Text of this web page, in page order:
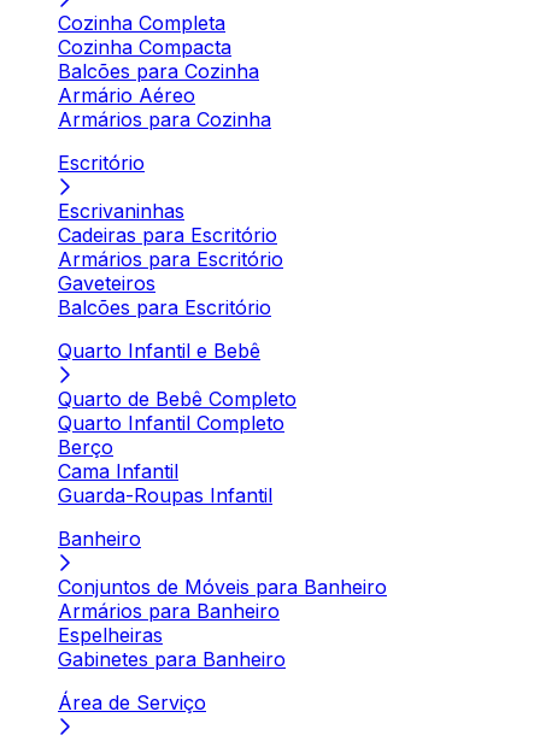
Cozinha Completa
Cozinha Compacta
Balcões para Cozinha
Armário Aéreo
Armários para Cozinha
Escritório
Escrivaninhas
Cadeiras para Escritório
Armários para Escritório
Gaveteiros
Balcões para Escritório
Quarto Infantil e Bebê
Quarto de Bebê Completo
Quarto Infantil Completo
Berço
Cama Infantil
Guarda-Roupas Infantil
Banheiro
Conjuntos de Móveis para Banheiro
Armários para Banheiro
Espelheiras
Gabinetes para Banheiro
Área de Serviço